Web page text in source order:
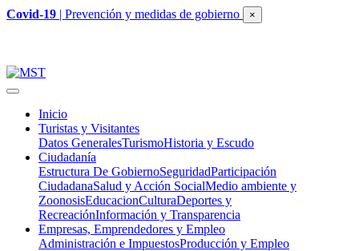
Covid-19 | Prevención y medidas de gobierno ×
Inicio
Turistas y Visitantes
Datos GeneralesTurismoHistoria y Escudo
Ciudadanía
Estructura De GobiernoSeguridadParticipación
CiudadanaSalud y Acción SocialMedio ambiente y
ZoonosisEducacionCulturaDeportes y
RecreaciónInformación y Transparencia
Empresas, Emprendedores y Empleo
Administración e ImpuestosProducción y Empleo